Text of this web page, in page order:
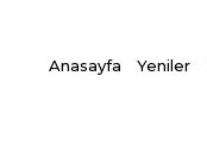
Anasayfa Yeniler